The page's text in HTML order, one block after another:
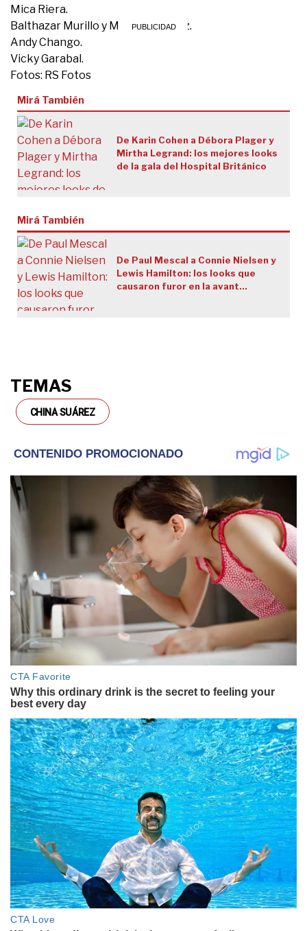
Mica Riera.
Balthazar Murillo y Margarita Páez.
Andy Chango.
Vicky Garabal.
Fotos: RS Fotos
Mirá También
De Karin Cohen a Débora Plager y
Mirtha Legrand: los mejores looks
de la gala del Hospital Británico
Mirá También
De Paul Mescal a Connie Nielsen y
Lewis Hamilton: los looks que
causaron furor en la avant
TEMAS
CHINA SUÁREZ